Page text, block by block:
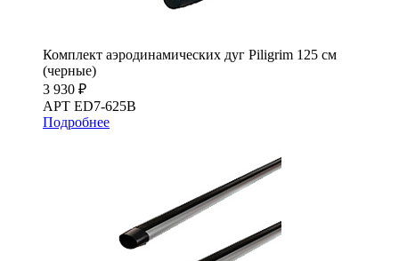
Комплект аэродинамических дуг Piligrim 125 см
(черные)
3 930 ₽
АРТ ED7-625B
Подробнее